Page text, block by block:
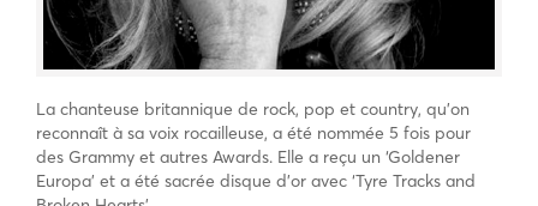
La chanteuse britannique de rock, pop et country, qu’on
reconnaît à sa voix rocailleuse, a été nommée 5 fois pour
des Grammy et autres Awards. Elle a reçu un ‘Goldener
Europa’ et a été sacrée disque d’or avec ‘Tyre Tracks and